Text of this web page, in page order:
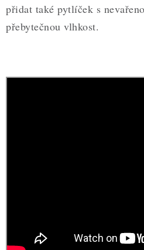
přidat také pytlíček s
přebytečnou vlhkost.